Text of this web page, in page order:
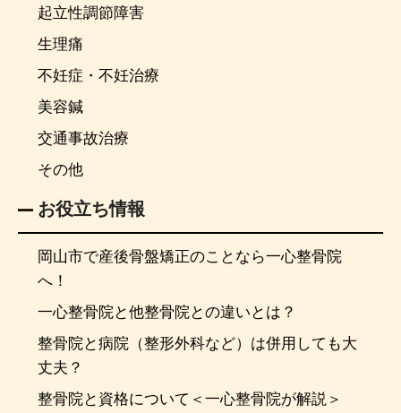
起立性調節障害
生理痛
不妊症・不妊治療
美容鍼
交通事故治療
その他
お役立ち情報
岡山市で産後骨盤矯正のことなら一心整骨院
へ！
一心整骨院と他整骨院との違いとは？
整骨院と病院（整形外科など）は併用しても大
丈夫？
整骨院と資格について＜一心整骨院が解説＞